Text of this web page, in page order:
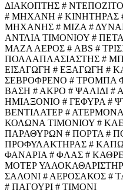
ΔΙΑΚΟΠΤΗΣ #
# ΜΗΧΑΝΗ # ΚΙΝΗΤΗΡΑΣ
ΜΗΧΑΝΗΣ # ΜΙΖΑ #
ΑΝΤΛΙΑ ΤΙΜΟΝΙΟΥ #
ΜΑΖΑ ΑΕΡΟΣ # ABS #
ΠΟΛΛΑΠΛΑΣΙΑΣΤΗΣ #
ΕΙΣΑΓΩΓΗ # ΕΞΑΓΩΓΗ #
ΣΕΒΡΟΦΡΕΝΟ # ΤΡΟΜΠΑ
ΒΑΣΗ # ΑΚΡΟ # ΨΑΛΙΔΙ #
ΗΜΙΑΞΟΝΙΟ # ΓΕΦΥΡΑ #
ΒΕΝΤΙΛΑΤΕΡ #
ΚΟΛΩΝΑ ΤΙΜΟΝΙΟΥ #
ΠΑΡΑΘΥΡΩΝ # ΠΟΡΤΑ #
ΠΡΟΦΥΛΑΚΤΗΡΑΣ #
ΦΑΝΑΡΙΑ # ΦΛΑΣ #
ΜΟΤΕΡ
ΣΑΛΟΝΙ # ΑΕΡΟΣΑΚΟΣ #
# ΠΑΓΟΥΡΙ # ΤΙΜΟΝΙ